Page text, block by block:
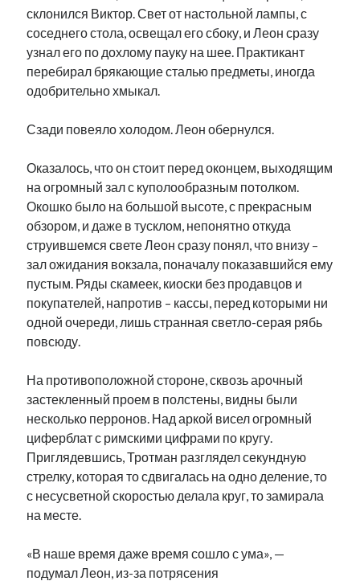
склонился Виктор. Свет от настольной лампы, с
соседнего стола, освещал его сбоку, и Леон сразу
узнал его по дохлому пауку на шее. Практикант
перебирал брякающие сталью предметы, иногда
одобрительно хмыкал.
Сзади повеяло холодом. Леон обернулся.
Оказалось, что он стоит перед оконцем, выходящим
на огромный зал с куполообразным потолком.
Окошко было на большой высоте, с прекрасным
обзором, и даже в тусклом, непонятно откуда
струившемся свете Леон сразу понял, что внизу –
зал ожидания вокзала, поначалу показавшийся ему
пустым. Ряды скамеек, киоски без продавцов и
покупателей, напротив – кассы, перед которыми ни
одной очереди, лишь странная светло-серая рябь
повсюду.
На противоположной стороне, сквозь арочный
застекленный проем в полстены, видны были
несколько перронов. Над аркой висел огромный
циферблат с римскими цифрами по кругу.
Приглядевшись, Тротман разглядел секундную
стрелку, которая то сдвигалась на одно деление, то
с несусветной скоростью делала круг, то замирала
на месте.
«В наше время даже время сошло с ума», —
подумал Леон, из-за потрясения